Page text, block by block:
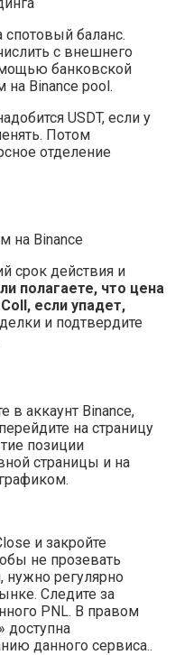
баланс.
с внешнего
банковской
на Binance pool.
USDT, если у
Потом
отделение
срок действия и
полагаете, что цена
если упадет,
и подтвердите
в аккаунт Binance,
на страницу
позиции
страницы и на
и закройте
не прозевать
регулярно
Следите за
PNL. В правом
доступна
данного сервиса..